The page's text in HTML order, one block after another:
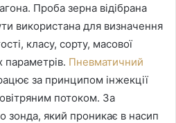
Проба зерна відібрана
використана для визначення
класу, сорту, масової
параметрів. Пневматичний
за принципом інжекції
потоком. За
зонда, який проникає в насип